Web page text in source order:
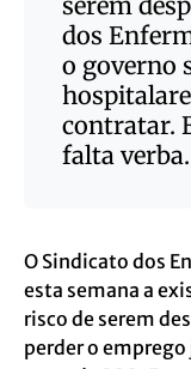
dos
o governo
contratar.
falta verba.
O Sindicato dos
esta semana a
risco de serem
perder o